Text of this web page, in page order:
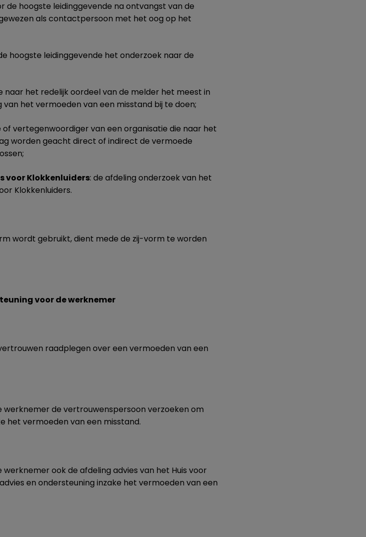
de hoogste leidinggevende na ontvangst van de
als contactpersoon met het oog op het
hoogste leidinggevende het onderzoek naar de
naar het redelijk oordeel van de melder het meest in
het vermoeden van een misstand bij te doen;
of vertegenwoordiger van een organisatie die naar het
worden geacht direct of indirect de vermoede
voor Klokkenluiders: de afdeling onderzoek van het
Klokkenluiders.
wordt gebruikt, dient mede de zij-vorm te worden
voor de werknemer
raadplegen over een vermoeden van een
de vertrouwenspersoon verzoeken om
het vermoeden van een misstand.
ook de afdeling advies van het Huis voor
en ondersteuning inzake het vermoeden van een